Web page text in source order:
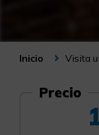
Inicio Visita
Precio